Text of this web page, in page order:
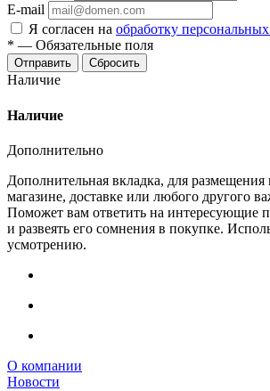
E-mail
Я согласен на обработку
* — Обязательные поля
Сбросить
Наличие
Наличие
Дополнительно
Дополнительная вкладка, для
магазине, доставке или любого другого
Поможет вам ответить на интересующие
и развеять его сомнения в покупке.
усмотрению.
О компании
Новости